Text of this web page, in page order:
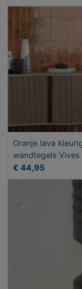
Oranje lava
wandtegels Vives
€ 44,95